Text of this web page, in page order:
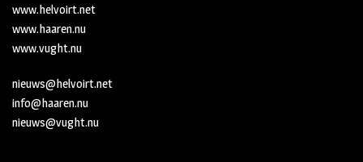
www.helvoirt.net
www.haaren.nu
www.vught.nu
nieuws@helvoirt.net
info@haaren.nu
nieuws@vught.nu